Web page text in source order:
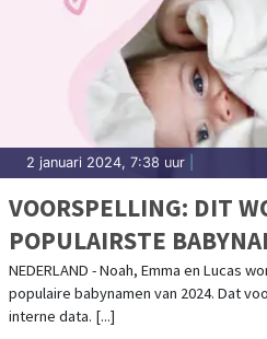
2 januari 2024, 7:38 uur
VOORSPELLING: DIT
POPULAIRSTE
NEDERLAND - Noah, Emma en Lucas
populaire babynamen van 2024. Dat
interne data. [...]